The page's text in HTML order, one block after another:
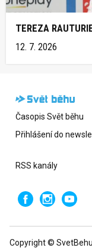
TEREZA
12. 7. 2026
Časopis Svět běhu
Přihlášení do
RSS kanály
Copyright ©